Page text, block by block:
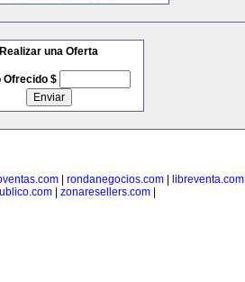
Realizar una Oferta
Ofrecido $
| rondanegocios.com| libreventa.com|
zonaresellers.com